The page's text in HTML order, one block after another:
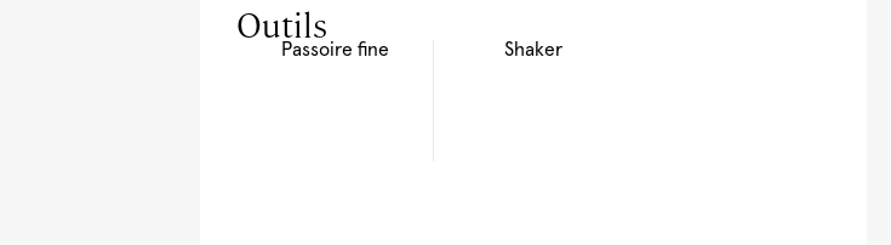
Outils
Passoire fine Shaker